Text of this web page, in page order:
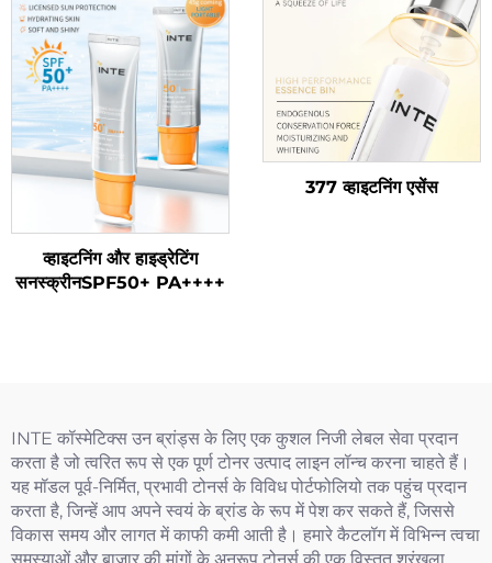
व्हाइटनिंग और हाइड्रेटिंग
सनस्क्रीनSPF50+ PA++++
377 व्हाइटनिंग एसेंस
INTE कॉस्मेटिक्स उन ब्रांड्स के लिए एक कुशल निजी लेबल सेवा प्रदान
करता है जो त्वरित रूप से एक पूर्ण टोनर उत्पाद लाइन लॉन्च करना चाहते हैं।
यह मॉडल पूर्व-निर्मित, प्रभावी टोनर्स के विविध पोर्टफोलियो तक पहुंच प्रदान
करता है, जिन्हें आप अपने स्वयं के ब्रांड के रूप में पेश कर सकते हैं, जिससे
विकास समय और लागत में काफी कमी आती है। हमारे कैटलॉग में विभिन्न त्वचा